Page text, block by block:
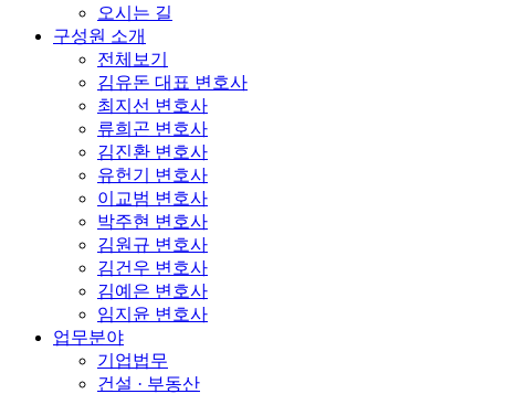
오시는 길
구성원 소개
전체보기
김유돈 대표 변호사
최지선 변호사
류희곤 변호사
김진환 변호사
유헌기 변호사
이교범 변호사
박주현 변호사
김원규 변호사
김건우 변호사
김예은 변호사
임지윤 변호사
업무분야
기업법무
건설 · 부동산